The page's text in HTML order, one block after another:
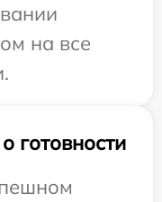
на все
готовности